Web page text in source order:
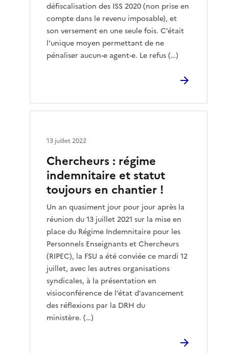
défiscalisation des ISS 2020 (non prise en
compte dans le revenu imposable), et
son versement en une seule fois. C’était
l’unique moyen permettant de ne
pénaliser aucun-e agent-e. Le refus (…)
Chercheurs : régime
indemnitaire et statut
toujours en chantier !
Un an quasiment jour pour jour après la
réunion du 13 juillet 2021 sur la mise en
place du Régime Indemnitaire pour les
Personnels Enseignants et Chercheurs
(RIPEC), la FSU a été conviée ce mardi 12
juillet, avec les autres organisations
syndicales, à la présentation en
visioconférence de l’état d’avancement
des réflexions par la DRH du
ministère. (…)
13 juillet 2022